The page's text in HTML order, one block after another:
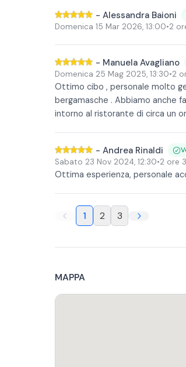
- Alessandra Baioni
Domenica 15 Mar 2026, 13:00•2
- Manuela Avagliano
Domenica 25 Mag 2025, 13:30•2
Ottimo cibo , personale molto
bergamasche . Abbiamo anche
intorno al ristorante di circa un
- Andrea Rinaldi
Sabato 23 Nov 2024, 12:30•2 ore
Ottima esperienza, personale
1 2 3
MAPPA